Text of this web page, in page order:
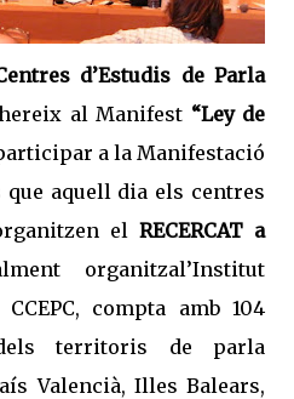
d’Estudis de Parla
al Manifest “Ley de
a la Manifestació
que aquell dia els centres
el RECERCAT a
organitzal’Institut
compta amb 104
territoris de parla
Valencià, Illes Balears,